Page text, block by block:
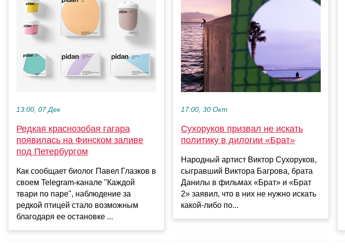
13:00, 07 Дек
Редкая краснозобая гагара
появилась на Финском заливе
под Петербургом
Как сообщает биолог Павел Глазков в
своем Telegram-канале "Каждой
твари по паре", наблюдение за
редкой птицей стало возможным
благодаря ее остановке ...
17:00, 30 Окт
Сухоруков призвал не искать
политику в дилогии «Брат»
Народный артист Виктор Сухоруков,
сыгравший Виктора Багрова, брата
Данилы в фильмах «Брат» и «Брат
2» заявил, что в них не нужно искать
какой-либо по...